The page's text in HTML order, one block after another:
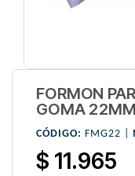
FORMON
GOMA 22MM
CÓDIGO: FMG22 |
$ 11.965